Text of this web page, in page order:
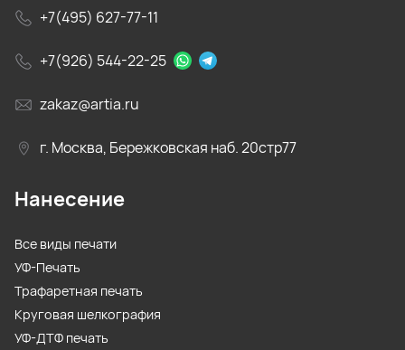
+7(495) 627-77-11
+7(926) 544-22-25
zakaz@artia.ru
г. Москва, Бережковская наб. 20стр77
Нанесение
Все виды печати
УФ-Печать
Трафаретная печать
Круговая шелкография
УФ-ДТФ печать